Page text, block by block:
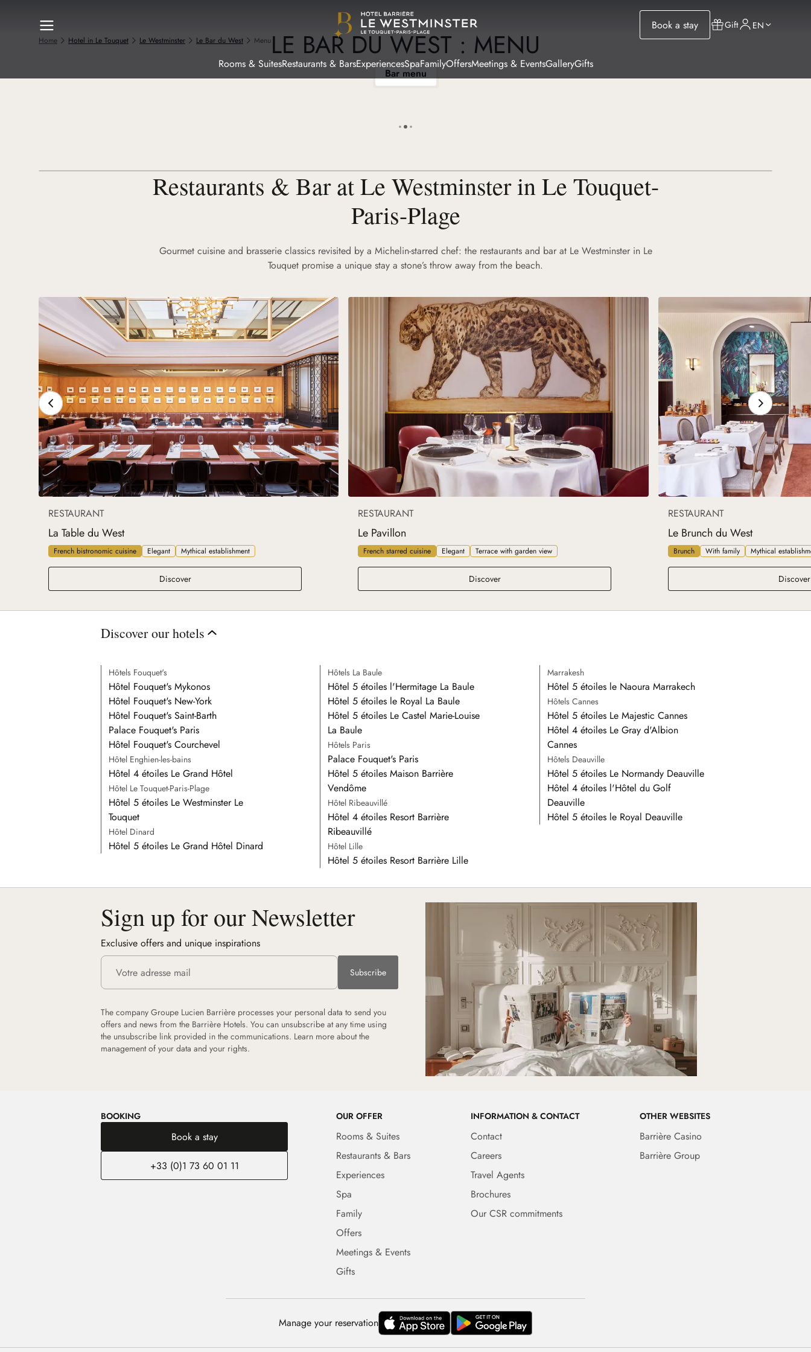
Book a stay Gift EN
Rooms & SuitesRestaurants & BarsExperiencesSpaFamilyOffersMeetings & EventsGalleryGifts
Home Hotel in Le Touquet Le Westminster Le Bar du West Menu LE BAR DU WEST : MENU
Bar menu
Restaurants & Bar at Le Westminster in Le Touquet-
Paris-Plage
Gourmet cuisine and brasserie classics revisited by a Michelin-starred chef: the restaurants and bar at Le Westminster in Le
Touquet promise a unique stay a stone’s throw away from the beach.
RESTAURANT
La Table du West
French bistronomic cuisine Elegant Mythical establishment
DiscoverLa Table du West
RESTAURANT
Le Pavillon
French starred cuisine Elegant Terrace with garden view
DiscoverLe Pavillon
RESTAURANT
Le Brunch du West
Brunch With family Mythical
Discover
Discover our hotels
Hôtels Fouquet's
Hôtel Fouquet's Mykonos
Hôtel Fouquet's New-York
Hôtel Fouquet's Saint-Barth
Palace Fouquet's Paris
Hôtel Fouquet's Courchevel
Hôtel Enghien-les-bains
Hôtel 4 étoiles Le Grand Hôtel
Hôtel Le Touquet-Paris-Plage
Hôtel 5 étoiles Le Westminster Le
Touquet
Hôtel Dinard
Hôtel 5 étoiles Le Grand Hôtel Dinard
Hôtels La Baule
Hôtel 5 étoiles l'Hermitage La Baule
Hôtel 5 étoiles le Royal La Baule
Hôtel 5 étoiles Le Castel Marie-Louise
La Baule
Hôtels Paris
Palace Fouquet's Paris
Hôtel 5 étoiles Maison Barrière
Vendôme
Hôtel Ribeauvillé
Hôtel 4 étoiles Resort Barrière
Ribeauvillé
Hôtel Lille
Hôtel 5 étoiles Resort Barrière Lille
Marrakesh
Hôtel 5 étoiles le Naoura Marrakech
Hôtels Cannes
Hôtel 5 étoiles Le Majestic Cannes
Hôtel 4 étoiles Le Gray d'Albion
Cannes
Hôtels Deauville
Hôtel 5 étoiles Le Normandy Deauville
Hôtel 4 étoiles l'Hôtel du Golf
Deauville
Hôtel 5 étoiles le Royal Deauville
Sign up for our Newsletter
Exclusive offers and unique inspirations
Subscribe
The company Groupe Lucien Barrière processes your personal data to send you
offers and news from the Barrière Hotels. You can unsubscribe at any time using
the unsubscribe link provided in the communications. Learn more about the
management of your data and your rights.
BOOKING
Book a stay
+33 (0)1 73 60 01 11
OUR OFFER
Rooms & Suites
Restaurants & Bars
Experiences
Spa
Family
Offers
Meetings & Events
Gifts
INFORMATION & CONTACT
Contact
Careers
Travel Agents
Brochures
Our CSR commitments
OTHER WEBSITES
Barrière Casino
Barrière Group
Manage your reservation